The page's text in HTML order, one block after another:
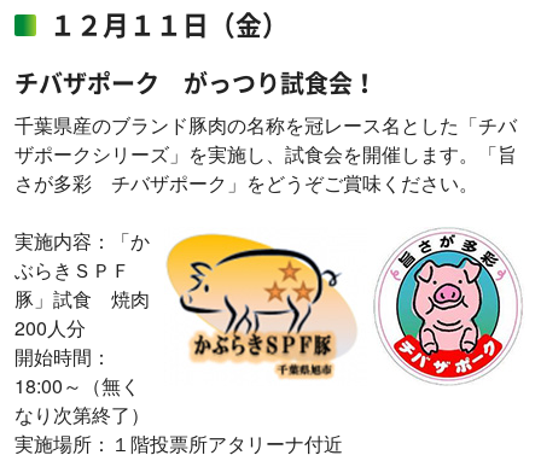
１２月１１日（金）
チバザポーク がっつり試食会！
千葉県産のブランド豚肉の名称を冠レース名とした「チバ
ザポークシリーズ」を実施し、試食会を開催します。「旨
さが多彩 チバザポーク」をどうぞご賞味ください。
実施内容：「か
ぶらきＳＰＦ
豚」試食 焼肉
200人分
開始時間：
18:00～（無く
なり次第終了）
実施場所：１階投票所アタリーナ付近